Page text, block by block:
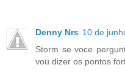
Denny Nrs 10 de
Storm se voce
vou dizer os pontos